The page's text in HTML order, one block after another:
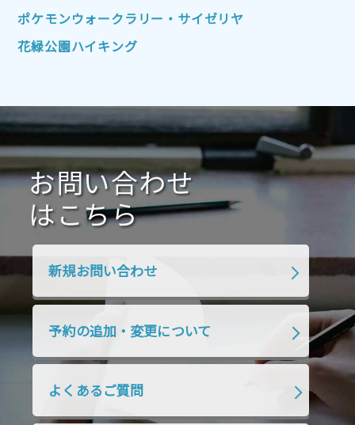
2022年1月 2021年12月 2021年11月
2021年10月 2021年9月
2021年1月 2020年12月 2020年11月
2020年10月 2020年9月 2020年8月
2020年7月 2020年6月 2020年5月
2020年4月 2020年3月 2020年2月
2019年10月 2019年9月
2018年7月 2018年6月
ポケモンウォークラリー・サイゼリヤ
花緑公園ハイキング
お問い合わせ
はこちら
新規お問い合わせ
予約の追加・変更について
よくあるご質問